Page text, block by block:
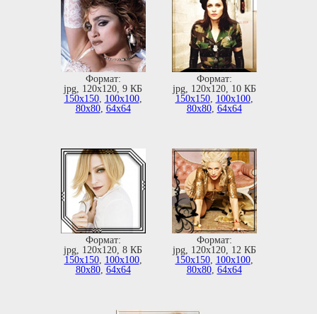
Формат:
jpg, 120х120, 9 КБ
150х150, 100х100,
80х80, 64х64
Формат:
jpg, 120х120, 10 КБ
150х150, 100х100,
80х80, 64х64
Формат:
jpg, 120х120, 8 КБ
150х150, 100х100,
80х80, 64х64
Формат:
jpg, 120х120, 12 КБ
150х150, 100х100,
80х80, 64х64